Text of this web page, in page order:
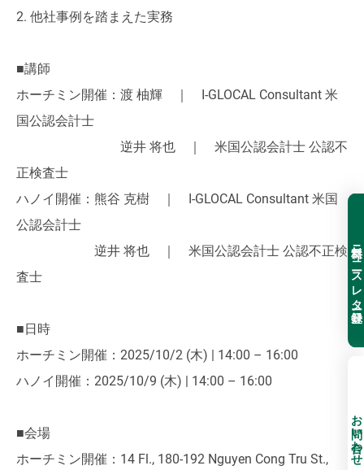
2. 他社事例を踏まえた実務
■講師
ホーチミン開催：渡 柚輝 ｜ I-GLOCAL Consultant 米
国公認会計士
逆井 将也 ｜ 米国公認会計士 公認不
正検査士
ハノイ開催：熊谷 克樹 ｜ I-GLOCAL Consultant 米国
公認会計士
逆井 将也 ｜ 米国公認会計士 公認不正検
査士
■日時
ホーチミン開催：2025/10/2 (木) | 14:00 – 16:00
ハノイ開催：2025/10/9 (木) | 14:00 – 16:00
■会場
ホーチミン開催：14 Fl., 180-192 Nguyen Cong Tru St.,
無料ニュースレター登録
お問い合わせ